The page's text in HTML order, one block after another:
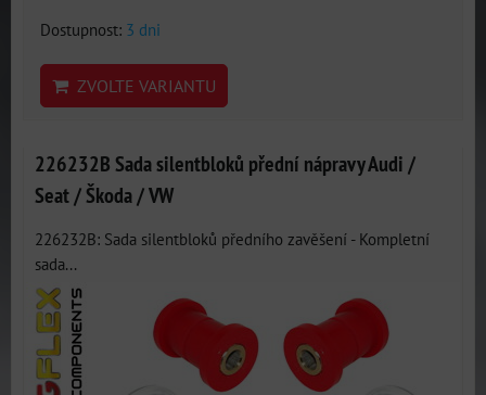
Dostupnost: 3 dni
ZVOLTE VARIANTU
226232B Sada silentbloků přední nápravy Audi /
Seat / Škoda / VW
226232B: Sada silentbloků předního zavěšení - Kompletní
sada...